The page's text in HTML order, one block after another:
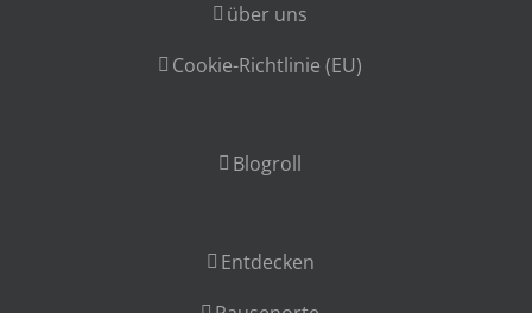
über uns
Cookie-Richtlinie (EU)
Blogroll
Entdecken